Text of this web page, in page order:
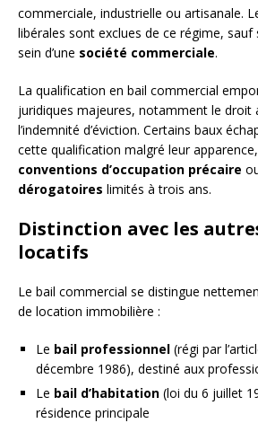
commerciale, industrielle ou artisanale.
libérales sont exclues de ce régime, sauf
sein d’une société commerciale.
La qualification en bail commercial
juridiques majeures, notamment le droit
l’indemnité d’éviction. Certains baux
cette qualification malgré leur
conventions d’occupation précaire
dérogatoires limités à trois ans.
Distinction avec les
locatifs
Le bail commercial se distingue
de location immobilière :
Le bail professionnel (régi par
décembre 1986), destiné aux
Le bail d’habitation (loi du 6 juillet
résidence principale